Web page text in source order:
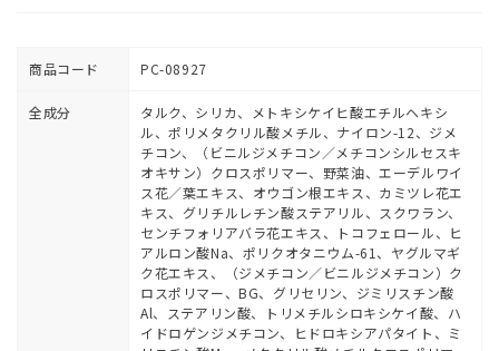
商品コード PC-08927
全成分
タルク、シリカ、メトキシケイヒ酸エチルヘキシ
ル、ポリメタクリル酸メチル、ナイロン-12、ジメ
チコン、（ビニルジメチコン／メチコンシルセスキ
オキサン）クロスポリマー、野菜油、エーデルワイ
ス花／葉エキス、オウゴン根エキス、カミツレ花エ
キス、グリチルレチン酸ステアリル、スクワラン、
センチフォリアバラ花エキス、トコフェロール、ヒ
アルロン酸Na、ポリクオタニウム-61、ヤグルマギ
ク花エキス、（ジメチコン／ビニルジメチコン）ク
ロスポリマー、BG、グリセリン、ジミリスチン酸
Al、ステアリン酸、トリメチルシロキシケイ酸、ハ
イドロゲンジメチコン、ヒドロキシアパタイト、ミ